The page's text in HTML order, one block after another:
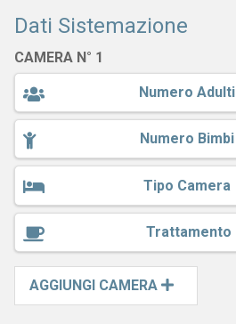
Dati Sistemazione
CAMERA N° 1
Numero Adulti
Numero Bimbi
Tipo Camera
Trattamento
AGGIUNGI CAMERA